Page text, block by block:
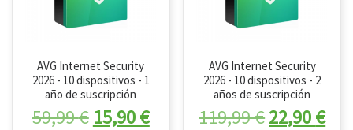
AVG Internet Security
2026 - 10 dispositivos - 1
año de suscripción
59,99€ El precio original era: 59,99 €.
15,90€El precio actual es: 15,90
AVG Internet Security
2026 - 10 dispositivos - 2
años de suscripción
119,99€El precio
22,90€El